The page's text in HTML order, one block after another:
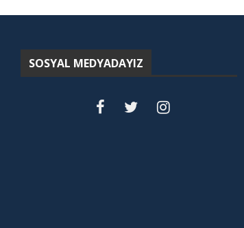
SOSYAL MEDYADAYIZ